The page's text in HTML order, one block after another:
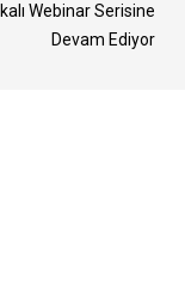
Webinar Serisine
Devam Ediyor